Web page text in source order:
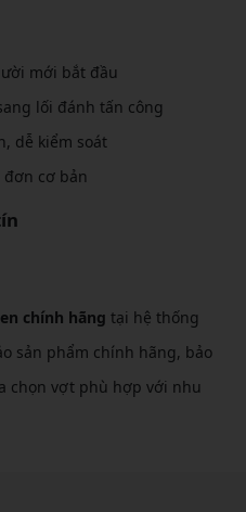
mới bắt đầu
lối đánh tấn công
dễ kiểm soát
cơ bản
chính hãng tại hệ thống
sản phẩm chính hãng, bảo
chọn vợt phù hợp với nhu